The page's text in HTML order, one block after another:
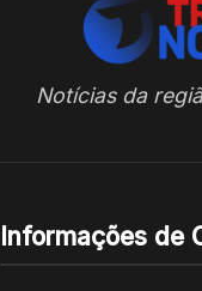
Notícias da
Informações de